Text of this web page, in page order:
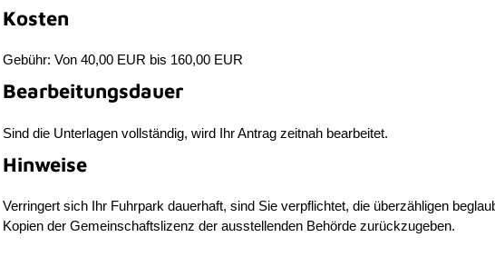
Kosten
Gebühr: Von 40,00 EUR bis 160,00 EUR
Bearbeitungsdauer
Sind die Unterlagen vollständig, wird Ihr Antrag zeitnah bearbeitet.
Hinweise
Verringert sich Ihr Fuhrpark dauerhaft, sind Sie verpflichtet, die überzähligen
Kopien der Gemeinschaftslizenz der ausstellenden Behörde zurückzugeben.